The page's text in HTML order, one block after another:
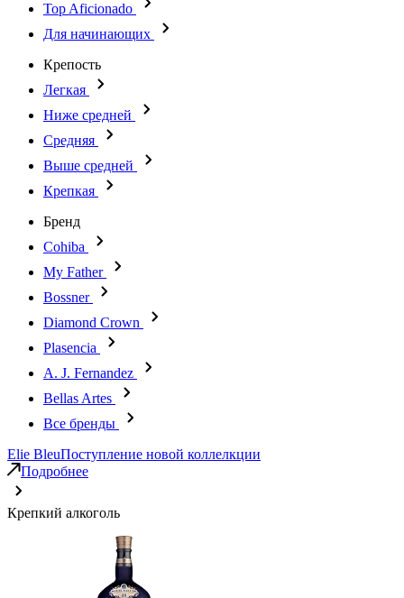
Top Aficionado
Для начинающих
Крепость
Легкая
Ниже средней
Средняя
Выше средней
Крепкая
Бренд
Cohiba
My Father
Bossner
Diamond Crown
Plasencia
A. J. Fernandez
Bellas Artes
Все бренды
Elie BleuПоступление новой коллелкции
Подробнее
Крепкий алкоголь